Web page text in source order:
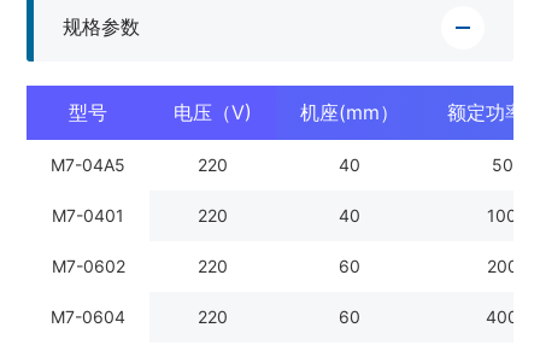
规格参数
型号 电压（V) 机座(mm） 额定功率
M7-04A5 220 40 50
M7-0401 220 40 100
M7-0602 220 60 200
M7-0604 220 60 400